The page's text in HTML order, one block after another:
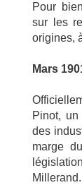
Pour
sur les
origines,
Mars
Pinot,
des
marge
Millerand.